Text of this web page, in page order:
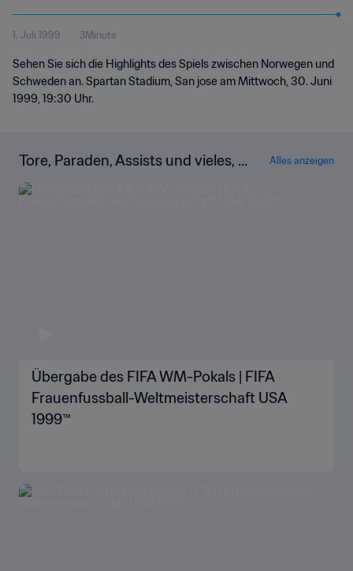
Weltmeisterschaft USA 1999™ |
Highlights
1. Juli 1999 3Minute
Sehen Sie sich die Highlights des Spiels zwischen Norwegen und
Schweden an. Spartan Stadium, San jose am Mittwoch, 30. Juni
1999, 19:30 Uhr.
Tore, Paraden, Assists und vieles, vi
eles mehr!
Alles anzeigen
Übergabe des FIFA WM-Pokals | FIFA
Frauenfussball-Weltmeisterschaft USA
1999™